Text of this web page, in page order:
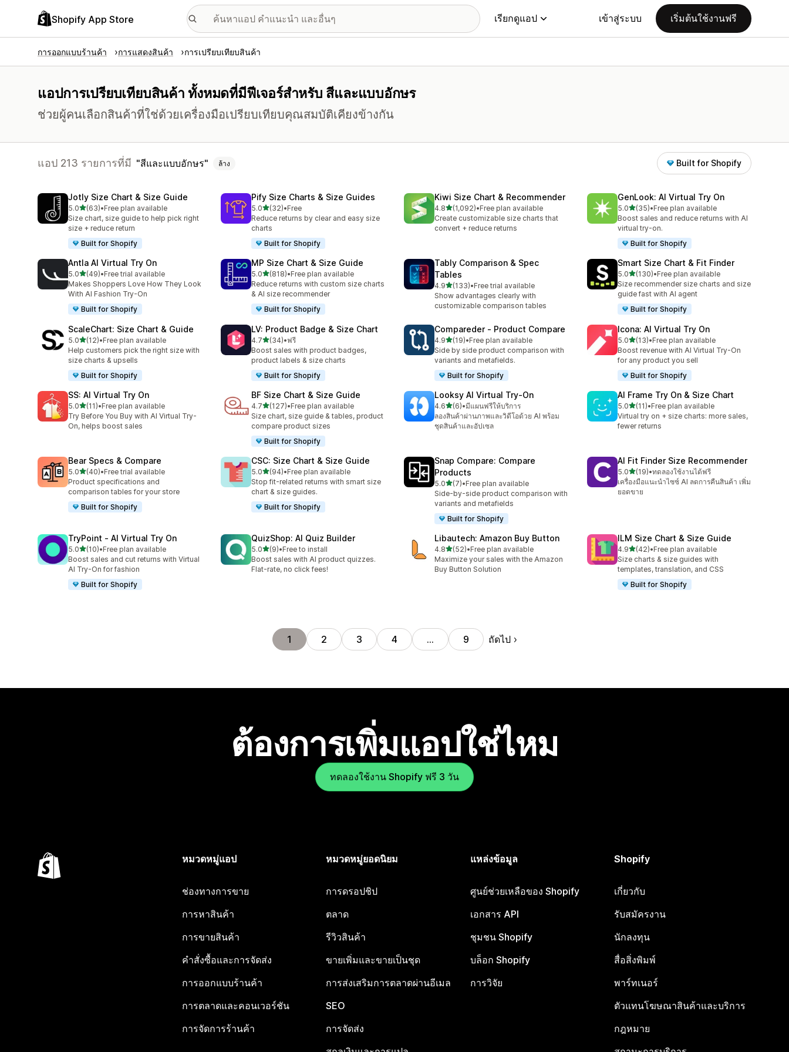
Shopify App Store เรียกดูแอป เข้าสู่ระบบ เริ่มต้นใช้งานฟรี
การออกแบบร้านค้า การแสดงสินค้า การเปรียบเทียบสินค้า
แอปการเปรียบเทียบสินค้า ทั้งหมดที่มีฟีเจอร์สำหรับ สีและแบบอักษร
ช่วยผู้คนเลือกสินค้าที่ใช่ด้วยเครื่องมือเปรียบเทียบคุณสมบัติเคียงข้างกัน
แอป 213 รายการที่มี สีและแบบอักษร ล้าง Built for Shopify
Jotly Size Chart & Size Guide
5.0เต็ม 5 ดาว
(63)
ทั้งหมด 63 รีวิว
•Free plan available
Size chart, size guide to help pick right
size + reduce return
Built for Shopify
Pify Size Charts & Size Guides
5.0เต็ม 5 ดาว
(32)
ทั้งหมด 32 รีวิว
•Free
Reduce returns by clear and easy size
charts
Built for Shopify
Kiwi Size Chart & Recommender
4.8เต็ม 5 ดาว
(1,092)
ทั้งหมด 1092 รีวิว
•Free plan available
Create customizable size charts that
convert + reduce returns
GenLook: AI Virtual Try On
5.0เต็ม 5 ดาว
(35)
ทั้งหมด 35 รีวิว
•Free plan available
Boost sales and reduce returns with AI
virtual try-on.
Built for Shopify
Antla AI Virtual Try On
5.0เต็ม 5 ดาว
(49)
ทั้งหมด 49 รีวิว
•Free trial available
Makes Shoppers Love How They Look
With AI Fashion Try-On
Built for Shopify
MP Size Chart & Size Guide
5.0เต็ม 5 ดาว
(818)
ทั้งหมด 818 รีวิว
•Free plan available
Reduce returns with custom size charts
& AI size recommender
Built for Shopify
Tably Comparison & Spec
Tables
4.9เต็ม 5 ดาว
(133)
ทั้งหมด 133 รีวิว
•Free trial available
Show advantages clearly with
customizable comparison tables
Smart Size Chart & Fit Finder
5.0เต็ม 5 ดาว
(130)
ทั้งหมด 130 รีวิว
•Free plan available
Size recommender size charts and size
guide fast with AI agent
Built for Shopify
ScaleChart: Size Chart & Guide
5.0เต็ม 5 ดาว
(12)
ทั้งหมด 12 รีวิว
•Free plan available
Help customers pick the right size with
size charts & upsells
Built for Shopify
LV: Product Badge & Size Chart
4.7เต็ม 5 ดาว
(34)
ทั้งหมด 34 รีวิว
•ฟรี
Boost sales with product badges,
product labels & size charts
Built for Shopify
Compareder ‑ Product Compare
4.9เต็ม 5 ดาว
(19)
ทั้งหมด 19 รีวิว
•Free plan available
Side by side product comparison with
variants and metafields.
Built for Shopify
Icona: AI Virtual Try On
5.0เต็ม 5 ดาว
(13)
ทั้งหมด 13 รีวิว
•Free plan available
Boost revenue with AI Virtual Try-On
for any product you sell
Built for Shopify
SS: AI Virtual Try On
5.0เต็ม 5 ดาว
(11)
ทั้งหมด 11 รีวิว
•Free plan available
Try Before You Buy with AI Virtual Try-
On, helps boost sales
BF Size Chart & Size Guide
4.7เต็ม 5 ดาว
(127)
ทั้งหมด 127 รีวิว
•Free plan available
Size chart, size guide & tables, product
compare product sizes
Built for Shopify
Looksy AI Virtual Try‑On
4.6เต็ม 5 ดาว
(6)
ทั้งหมด 6 รีวิว
•มีแผนฟรีให้บริการ
ลองสินค้าผ่านภาพและวิดีโอด้วย AI พร้อม
ชุดสินค้าและอัปเซล
AI Frame Try On & Size Chart
5.0เต็ม 5 ดาว
(11)
ทั้งหมด 11 รีวิว
•Free plan available
Virtual try on + size charts: more sales,
fewer returns
Bear Specs & Compare
5.0เต็ม 5 ดาว
(40)
ทั้งหมด 40 รีวิว
•Free trial available
Product specifications and
comparison tables for your store
Built for Shopify
CSC: Size Chart & Size Guide
5.0เต็ม 5 ดาว
(94)
ทั้งหมด 94 รีวิว
•Free plan available
Stop fit-related returns with smart size
chart & size guides.
Built for Shopify
Snap Compare: Compare
Products
5.0เต็ม 5 ดาว
(7)
ทั้งหมด 7 รีวิว
•Free plan available
Side-by-side product comparison with
variants and metafields
Built for Shopify
AI Fit Finder Size Recommender
5.0เต็ม 5 ดาว
(19)
ทั้งหมด 19 รีวิว
•ทดลองใช้งานได้ฟรี
เครื่องมือแนะนำไซซ์ AI ลดการคืนสินค้า เพิ่ม
ยอดขาย
TryPoint ‑ AI Virtual Try On
5.0เต็ม 5 ดาว
(10)
ทั้งหมด 10 รีวิว
•Free plan available
Boost sales and cut returns with Virtual
AI Try-On for fashion
Built for Shopify
QuizShop: AI Quiz Builder
5.0เต็ม 5 ดาว
(9)
ทั้งหมด 9 รีวิว
•Free to install
Boost sales with AI product quizzes.
Flat-rate, no click fees!
Libautech: Amazon Buy Button
4.8เต็ม 5 ดาว
(52)
ทั้งหมด 52 รีวิว
•Free plan available
Maximize your sales with the Amazon
Buy Button Solution
ILM Size Chart & Size Guide
4.9เต็ม 5 ดาว
(42)
ทั้งหมด 42 รีวิว
•Free plan available
Size charts & size guides with
templates, translation, and CSS
Built for Shopify
1 2 3 4 … 9 ถัดไป
ต้องการเพิ่มแอปใช่ไหม
ทดลองใช้งาน Shopify ฟรี 3 วัน
หมวดหมู่แอป
ช่องทางการขาย
การหาสินค้า
การขายสินค้า
คำสั่งซื้อและการจัดส่ง
การออกแบบร้านค้า
การตลาดและคอนเวอร์ชัน
การจัดการร้านค้า
หมวดหมู่ยอดนิยม
การดรอปชิป
ตลาด
รีวิวสินค้า
ขายเพิ่มและขายเป็นชุด
การส่งเสริมการตลาดผ่านอีเมล
SEO
การจัดส่ง
แหล่งข้อมูล
ศูนย์ช่วยเหลือของ Shopify
เอกสาร API
ชุมชน Shopify
บล็อก Shopify
การวิจัย
Shopify
เกี่ยวกับ
รับสมัครงาน
นักลงทุน
สื่อสิ่งพิมพ์
พาร์ทเนอร์
ตัวแทนโฆษณาสินค้าและบริการ
กฎหมาย